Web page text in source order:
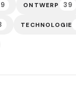
ONTWERP 39
TECHNOLOGIE